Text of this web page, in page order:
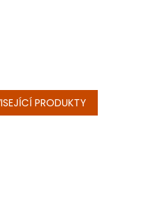
PRODUKTY